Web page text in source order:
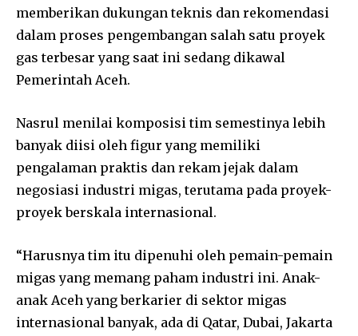
memberikan dukungan teknis dan rekomendasi
dalam proses pengembangan salah satu proyek
gas terbesar yang saat ini sedang dikawal
Pemerintah Aceh.
Nasrul menilai komposisi tim semestinya lebih
banyak diisi oleh figur yang memiliki
pengalaman praktis dan rekam jejak dalam
negosiasi industri migas, terutama pada proyek-
proyek berskala internasional.
“Harusnya tim itu dipenuhi oleh pemain-pemain
migas yang memang paham industri ini. Anak-
anak Aceh yang berkarier di sektor migas
internasional banyak, ada di Qatar, Dubai, Jakarta